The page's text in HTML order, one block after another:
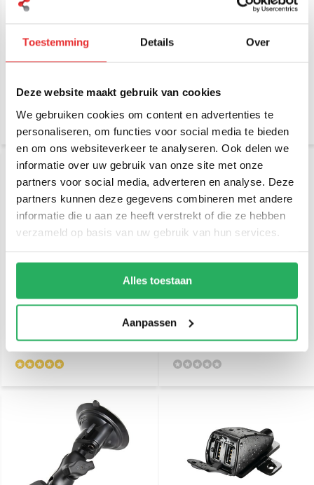
Toestemming Details Over
Deze website maakt gebruik van cookies
We gebruiken cookies om content en advertenties te
personaliseren, om functies voor social media te bieden
en om ons websiteverkeer te analyseren. Ook delen we
informatie over uw gebruik van onze site met onze
partners voor social media, adverteren en analyse. Deze
partners kunnen deze gegevens combineren met andere
informatie die u aan ze heeft verstrekt of die ze hebben
verzameld op basis van uw gebruik van hun services.
Alles toestaan
Aanpassen
RAM Mount Klemhouder
aluminium met 2 B-kogels
€ 43,95Incl. btw
RAM Mount U-Bout steun
stangmontage U-beugel
€ 56,95
RAM Mount Small Tough-
Claw™ klem composiet set
B-kogel
RAM Mount Plakkogel +
korte klemhouder set
€ 42,95